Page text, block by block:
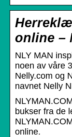
online –
NLY MAN
noen av våre
Nelly.com og
navnet Nelly
bukser fra de
online.